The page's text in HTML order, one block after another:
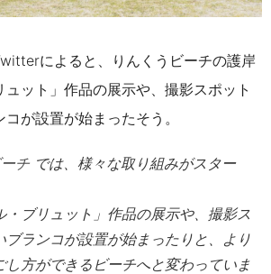
によると、りんくうビーチの護岸
ット」作品の展示や、撮影スポット
が設置が始まったそう。
チ では、様々な取り組みがスター
・ブリュット」作品の展示や、撮影ス
ブランコが設置が始まったりと、より
し方ができるビーチへと変わっていま